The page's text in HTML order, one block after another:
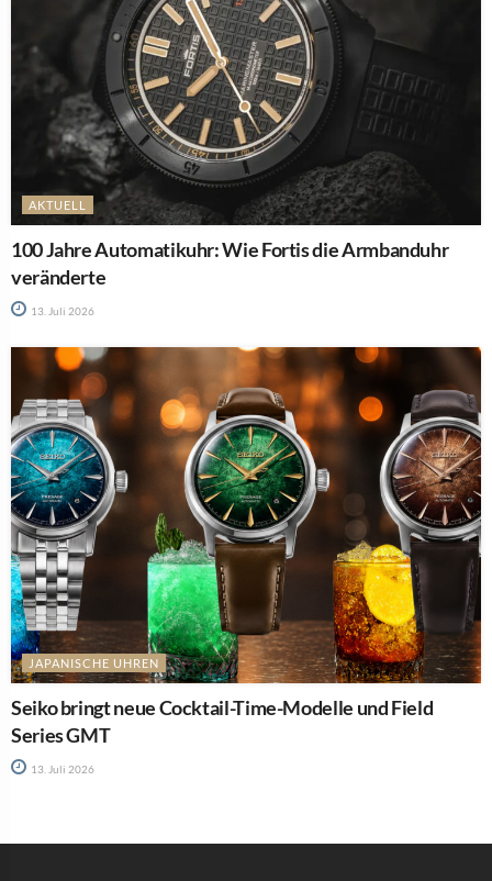
AKTUELL
100 Jahre Automatikuhr: Wie Fortis die Armbanduhr
veränderte
13. Juli 2026
JAPANISCHE UHREN
Seiko bringt neue Cocktail-Time-Modelle und Field
Series GMT
13. Juli 2026